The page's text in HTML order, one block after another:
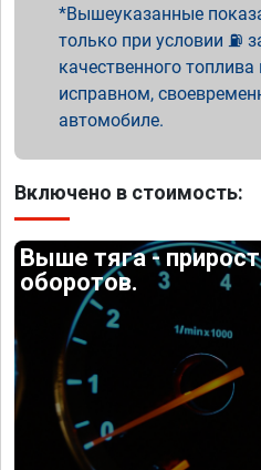
Вышеуказанные
только при условии ⛽
качественного
исправном,
автомобиле.
Включено в стоимость:
Выше тяга -
оборотов.